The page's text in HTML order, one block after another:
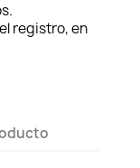
registro, en